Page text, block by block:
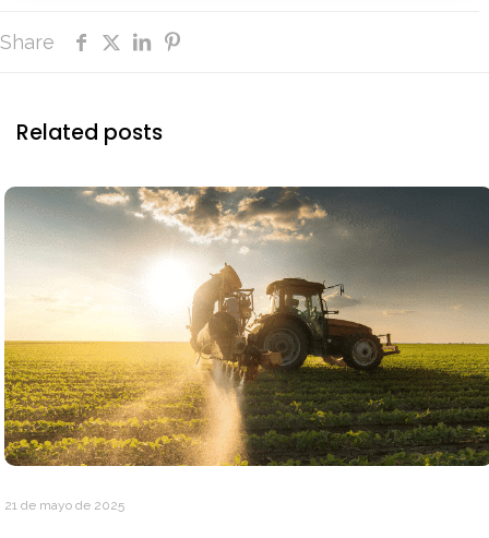
Share
Related posts
21 de mayo de 2025